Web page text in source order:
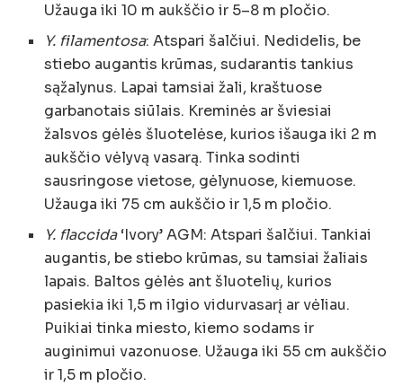
Užauga iki 10 m aukščio ir 5–8 m pločio.
Y. filamentosa: Atspari šalčiui. Nedidelis, be
stiebo augantis krūmas, sudarantis tankius
sąžalynus. Lapai tamsiai žali, kraštuose
garbanotais siūlais. Kreminės ar šviesiai
žalsvos gėlės šluotelėse, kurios išauga iki 2 m
aukščio vėlyvą vasarą. Tinka sodinti
sausringose vietose, gėlynuose, kiemuose.
Užauga iki 75 cm aukščio ir 1,5 m pločio.
Y. flaccida‘Ivory’ AGM: Atspari šalčiui. Tankiai
augantis, be stiebo krūmas, su tamsiai žaliais
lapais. Baltos gėlės ant šluotelių, kurios
pasiekia iki 1,5 m ilgio vidurvasarį ar vėliau.
Puikiai tinka miesto, kiemo sodams ir
auginimui vazonuose. Užauga iki 55 cm aukščio
ir 1,5 m pločio.